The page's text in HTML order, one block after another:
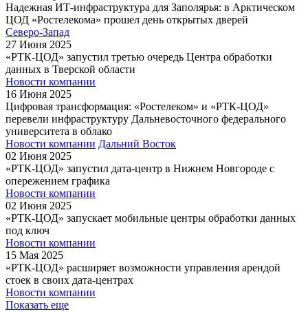
Надежная ИТ-инфраструктура для Заполярья: в Арктическом
ЦОД «Ростелекома» прошел день открытых дверей
Северо-Запад
27 Июня 2025
«РТК-ЦОД» запустил третью очередь Центра обработки
данных в Тверской области
Новости компании
16 Июня 2025
Цифровая трансформация: «Ростелеком» и «РТК-ЦОД»
перевели инфраструктуру Дальневосточного федерального
университета в облако
Новости компании Дальний Восток
02 Июня 2025
«РТК-ЦОД» запустил дата-центр в Нижнем Новгороде с
опережением графика
Новости компании
02 Июня 2025
«РТК-ЦОД» запускает мобильные центры обработки данных
под ключ
Новости компании
15 Мая 2025
«РТК-ЦОД» расширяет возможности управления арендой
стоек в своих дата-центрах
Новости компании
Показать еще